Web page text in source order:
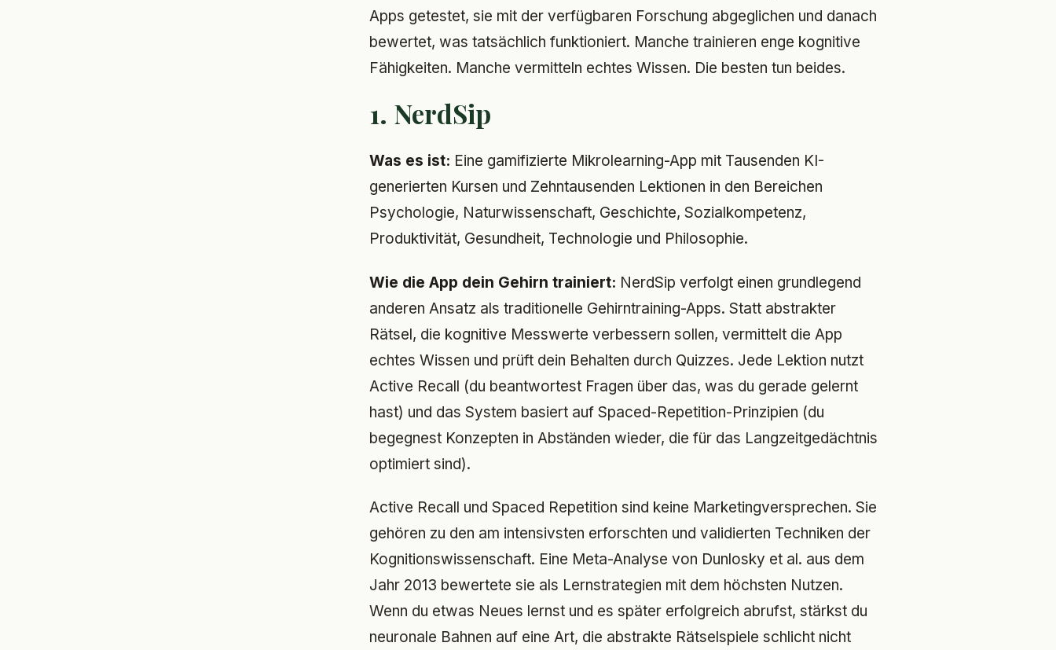
Apps getestet, sie mit der verfügbaren Forschung abgeglichen und danach
bewertet, was tatsächlich funktioniert. Manche trainieren enge kognitive
Fähigkeiten. Manche vermitteln echtes Wissen. Die besten tun beides.
1. NerdSip
Was es ist: Eine gamifizierte Mikrolearning-App mit Tausenden KI-
generierten Kursen und Zehntausenden Lektionen in den Bereichen
Psychologie, Naturwissenschaft, Geschichte, Sozialkompetenz,
Produktivität, Gesundheit, Technologie und Philosophie.
Wie die App dein Gehirn trainiert: NerdSip verfolgt einen grundlegend
anderen Ansatz als traditionelle Gehirntraining-Apps. Statt abstrakter
Rätsel, die kognitive Messwerte verbessern sollen, vermittelt die App
echtes Wissen und prüft dein Behalten durch Quizzes. Jede Lektion nutzt
Active Recall (du beantwortest Fragen über das, was du gerade gelernt
hast) und das System basiert auf Spaced-Repetition-Prinzipien (du
begegnest Konzepten in Abständen wieder, die für das Langzeitgedächtnis
optimiert sind).
Active Recall und Spaced Repetition sind keine Marketingversprechen. Sie
gehören zu den am intensivsten erforschten und validierten Techniken der
Kognitionswissenschaft. Eine Meta-Analyse von Dunlosky et al. aus dem
Jahr 2013 bewertete sie als Lernstrategien mit dem höchsten Nutzen.
Wenn du etwas Neues lernst und es später erfolgreich abrufst, stärkst du
neuronale Bahnen auf eine Art, die abstrakte Rätselspiele schlicht nicht